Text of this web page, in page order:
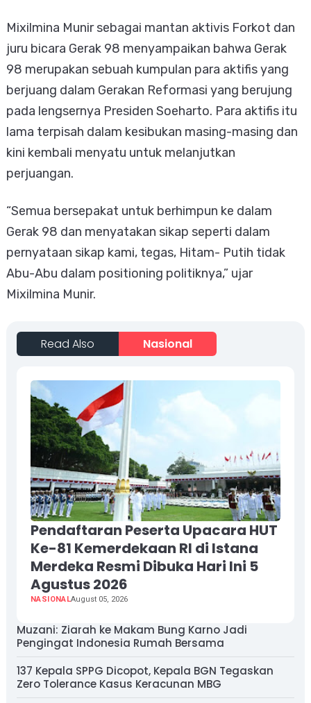
Mixilmina Munir sebagai mantan aktivis Forkot dan
juru bicara Gerak 98 menyampaikan bahwa Gerak
98 merupakan sebuah kumpulan para aktifis yang
berjuang dalam Gerakan Reformasi yang berujung
pada lengsernya Presiden Soeharto. Para aktifis itu
lama terpisah dalam kesibukan masing-masing dan
kini kembali menyatu untuk melanjutkan
perjuangan.
“Semua bersepakat untuk berhimpun ke dalam
Gerak 98 dan menyatakan sikap seperti dalam
pernyataan sikap kami, tegas, Hitam- Putih tidak
Abu-Abu dalam positioning politiknya,” ujar
Mixilmina Munir.
Read Also Nasional
Pendaftaran Peserta Upacara HUT
Ke-81 Kemerdekaan RI di Istana
Merdeka Resmi Dibuka Hari Ini 5
Agustus 2026
NASIONALAugust 05, 2026
Muzani: Ziarah ke Makam Bung Karno Jadi
Pengingat Indonesia Rumah Bersama
137 Kepala SPPG Dicopot, Kepala BGN Tegaskan
Zero Tolerance Kasus Keracunan MBG